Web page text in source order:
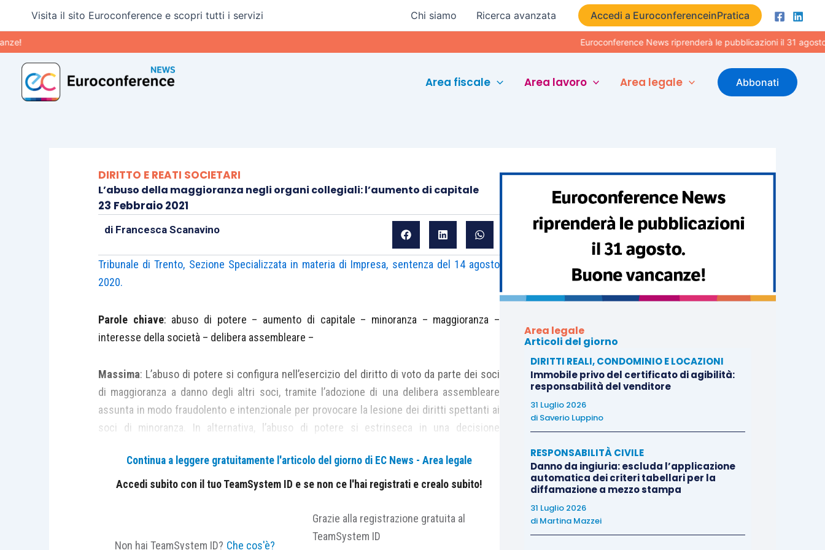
contenuto
Visita il sito Euroconference e scopri tutti i servizi Chi siamo Ricerca avanzata Accedi a EuroconferenceinPratica
Euroconference News riprenderà le pubblicazioni il 31 agosto.
Area fiscale Area lavoro Area legale Abbonati
DIRITTO E REATI SOCIETARI
L’abuso della maggioranza negli organi collegiali: l’aumento di capitale
23 Febbraio 2021
di Francesca Scanavino
Tribunale di Trento, Sezione Specializzata in materia di Impresa, sentenza del 14 agosto
2020.
Parole chiave: abuso di potere – aumento di capitale – minoranza – maggioranza –
interesse della società – delibera assembleare –
Massima: L’abuso di potere si configura nell’esercizio del diritto di voto da parte dei soci
di maggioranza a danno degli altri soci, tramite l’adozione di una delibera assembleare
assunta in modo fraudolento e intenzionale per provocare la lesione dei diritti spettanti ai
soci di minoranza. In alternativa, l’abuso di potere si estrinseca in una decisione
economico-pratico del contratto di società – per essere il voto ispirato al perseguimento
da parte dei soci di maggioranza di un interesse personale antitetico rispetto a quello
Continua a leggere gratuitamente l'articolo del giorno di EC News - Area legale
Accedi subito con il tuo TeamSystem ID e se non ce l'hai registrati e crealo subito!
Non hai TeamSystem ID? Che cos'è?
Grazie alla registrazione gratuita al
TeamSystem ID
Area legale
Articoli del giorno
DIRITTI REALI, CONDOMINIO E LOCAZIONI
Immobile privo del certificato di agibilità:
responsabilità del venditore
31 Luglio 2026
di Saverio Luppino
RESPONSABILITÀ CIVILE
Danno da ingiuria: escluda l’applicazione
automatica dei criteri tabellari per la
diffamazione a mezzo stampa
31 Luglio 2026
di Martina Mazzei